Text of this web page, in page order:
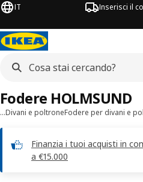
IT Inserisci il
…Divani e poltroneFodere per divani e
Finanzia i tuoi acquisti in
a €15.000
Fodere HOLMSUND